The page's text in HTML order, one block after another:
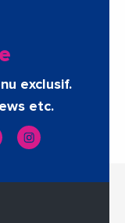
exclusif.
etc.